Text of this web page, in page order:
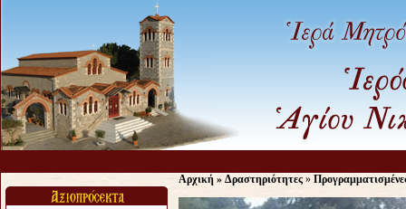
Αρχική » Δραστηριότητες »